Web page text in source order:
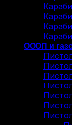
ОООП и